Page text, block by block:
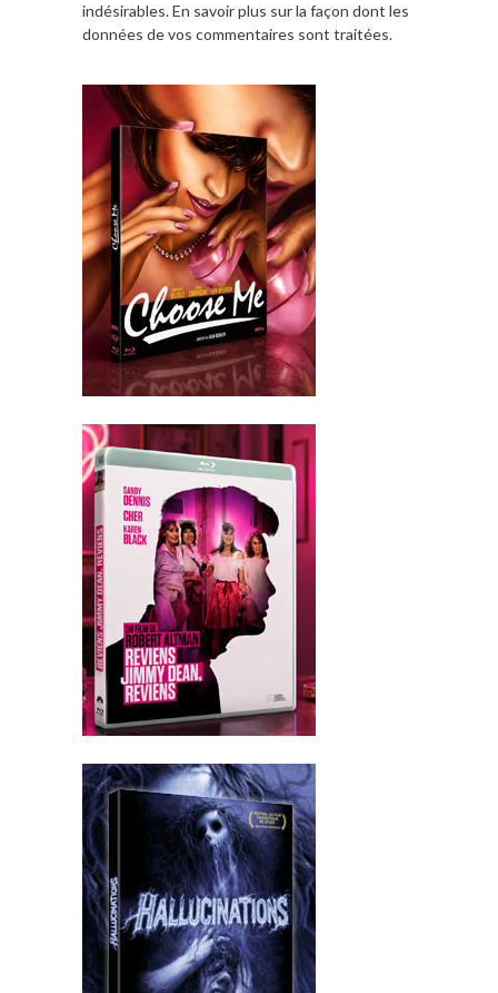
indésirables.En savoir plus sur la façon dont les
données de vos commentaires sont traitées.